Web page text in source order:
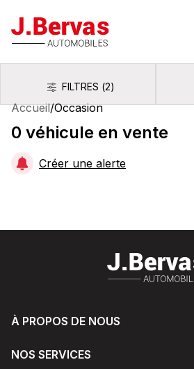
J.Bervas
FiltresFILTRES (2)
Accueil/Occasion
0 véhicule en vente
Créer une alerte
À PROPOS DE NOUS
NOS SERVICES